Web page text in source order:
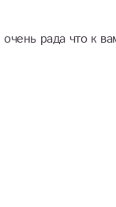
рада что к